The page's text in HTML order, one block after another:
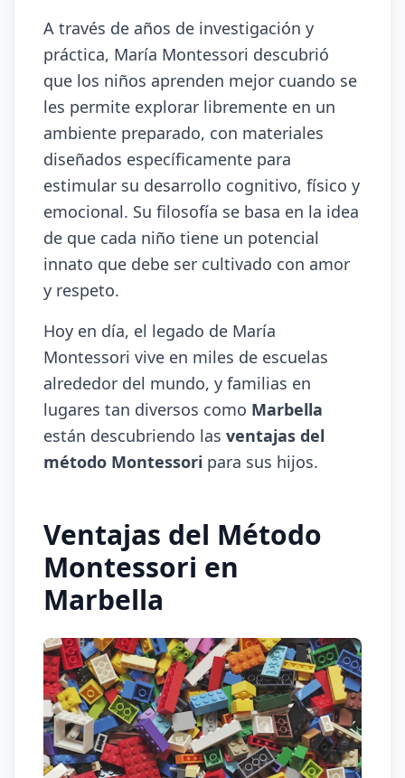
A través de años de investigación y
práctica, María Montessori descubrió
que los niños aprenden mejor cuando se
les permite explorar libremente en un
ambiente preparado, con materiales
diseñados específicamente para
estimular su desarrollo cognitivo, físico y
emocional. Su filosofía se basa en la idea
de que cada niño tiene un potencial
innato que debe ser cultivado con amor
y respeto.
Hoy en día, el legado de María
Montessori vive en miles de escuelas
alrededor del mundo, y familias en
lugares tan diversos como Marbella
están descubriendo las ventajas del
método Montessori para sus hijos.
Ventajas del Método
Montessori en
Marbella